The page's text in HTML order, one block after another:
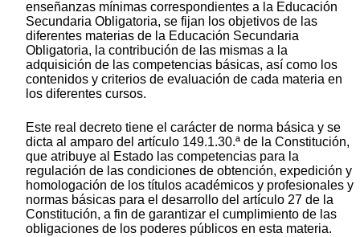
enseñanzas mínimas correspondientes a la Educación
Secundaria Obligatoria, se fijan los objetivos de las
diferentes materias de la Educación Secundaria
Obligatoria, la contribución de las mismas a la
adquisición de las competencias básicas, así como los
contenidos y criterios de evaluación de cada materia en
los diferentes cursos.
Este real decreto tiene el carácter de norma básica y se
dicta al amparo del artículo 149.1.30.ª de la Constitución,
que atribuye al Estado las competencias para la
regulación de las condiciones de obtención, expedición y
homologación de los títulos académicos y profesionales y
normas básicas para el desarrollo del artículo 27 de la
Constitución, a fin de garantizar el cumplimiento de las
obligaciones de los poderes públicos en esta materia.